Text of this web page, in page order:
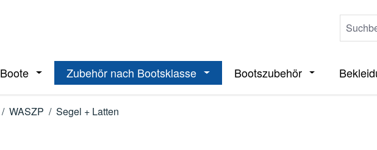
Boote Öffne oder Schließe das Dropdown der Kategorie Boote
Zubehör nach Bootsklasse Öffne oder Schließe das Dropdown
Bootszubehör Öffne oder
/ WASZP / Segel + Latten